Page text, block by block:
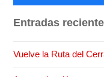
Entradas
Vuelve la Ruta del